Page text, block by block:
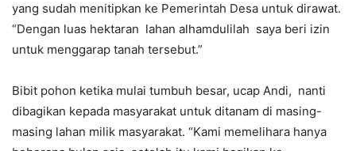
yang sudah menitipkan ke Pemerintah Desa untuk dirawat.
“Dengan luas hektaran lahan alhamdulilah saya beri izin
untuk menggarap tanah tersebut.”
Bibit pohon ketika mulai tumbuh besar, ucap Andi, nanti
dibagikan kepada masyarakat untuk ditanam di masing-
masing lahan milik masyarakat. “Kami memelihara hanya